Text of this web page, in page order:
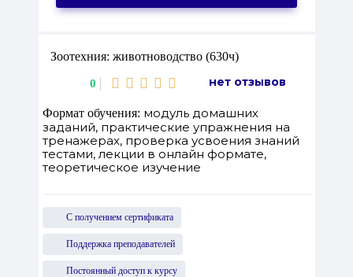
Зоотехния: животноводство (630ч)
0 нет отзывов
Формат обучения: модуль домашних
заданий, практические упражнения на
тренажерах, проверка усвоения знаний
тестами, лекции в онлайн формате,
теоретическое изучение
С получением сертификата
Поддержка преподавателей
Постоянный доступ к курсу